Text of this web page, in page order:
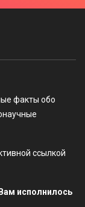
факты обо
ссылкой
исполнилось